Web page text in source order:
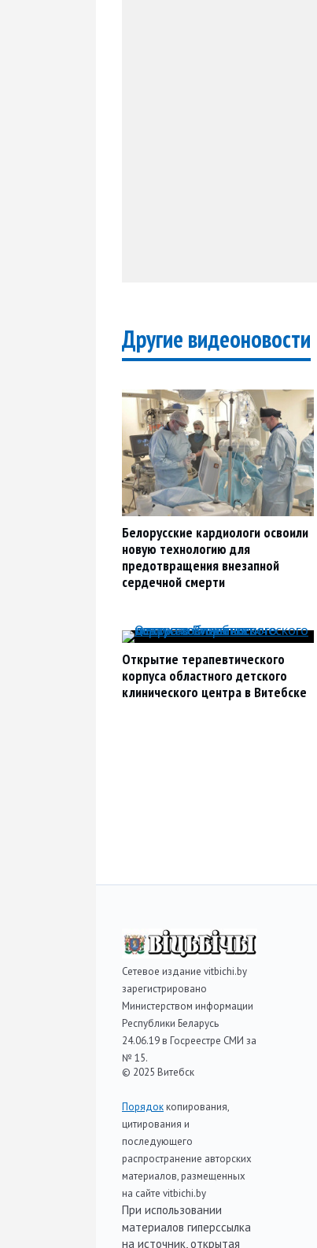
Другие видеоновости
Белорусские кардиологи освоили
новую технологию для
предотвращения внезапной
сердечной смерти
Открытие терапевтического
корпуса областного детского
клинического центра в Витебске
Сетевое издание vitbichi.by
зарегистрировано
Министерством информации
Республики Беларусь
24.06.19 в Госреестре СМИ за
№ 15.
© 2025 Витебск
Порядоккопирования,
цитирования и
последующего
распространение авторских
материалов, размещенных
на сайте vitbichi.by
При использовании
материалов гиперссылка
на источник, открытая